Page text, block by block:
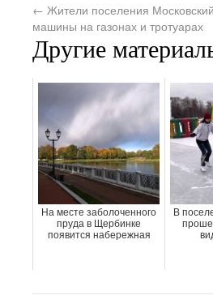
← Жители поселения
машины на газонах и тротуарах
Другие
На месте заболоченного
пруда в Щербинке
появится набережная
В